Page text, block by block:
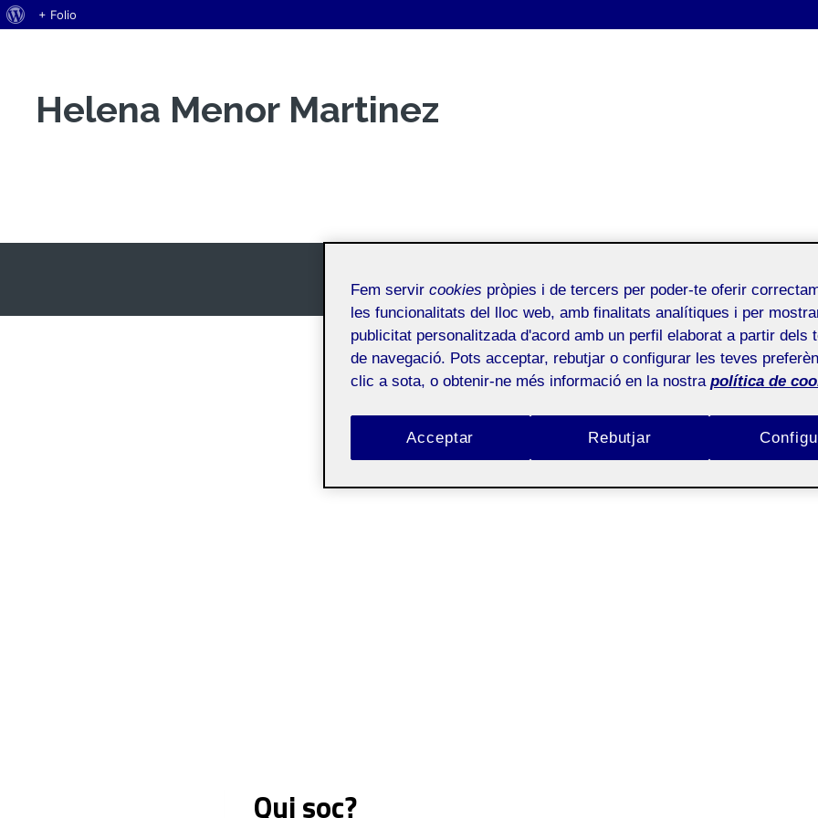
Quant
+ Folio
Helena Menor Martinez
Qui soc?
Fem servir cookies pròpies i de tercers per poder-te oferir
les funcionalitats del lloc web, amb finalitats analítiques i per
publicitat personalitzada d'acord amb un perfil elaborat a partir dels
de navegació. Pots acceptar, rebutjar o configurar les teves
clic a sota, o obtenir-ne més informació en la nostra política de
Rebutjar
Acceptar